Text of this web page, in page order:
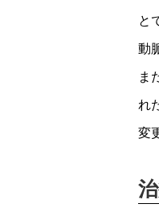
と
動
ま
れ
変